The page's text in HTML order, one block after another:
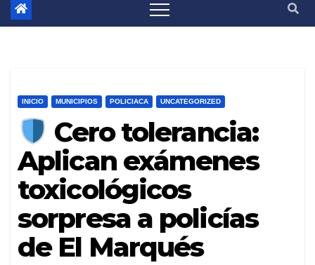
INICIO MUNICIPIOS POLICIACA UNCATEGORIZED
Cero tolerancia:
Aplican exámenes
toxicológicos
sorpresa a policías
de El Marqués